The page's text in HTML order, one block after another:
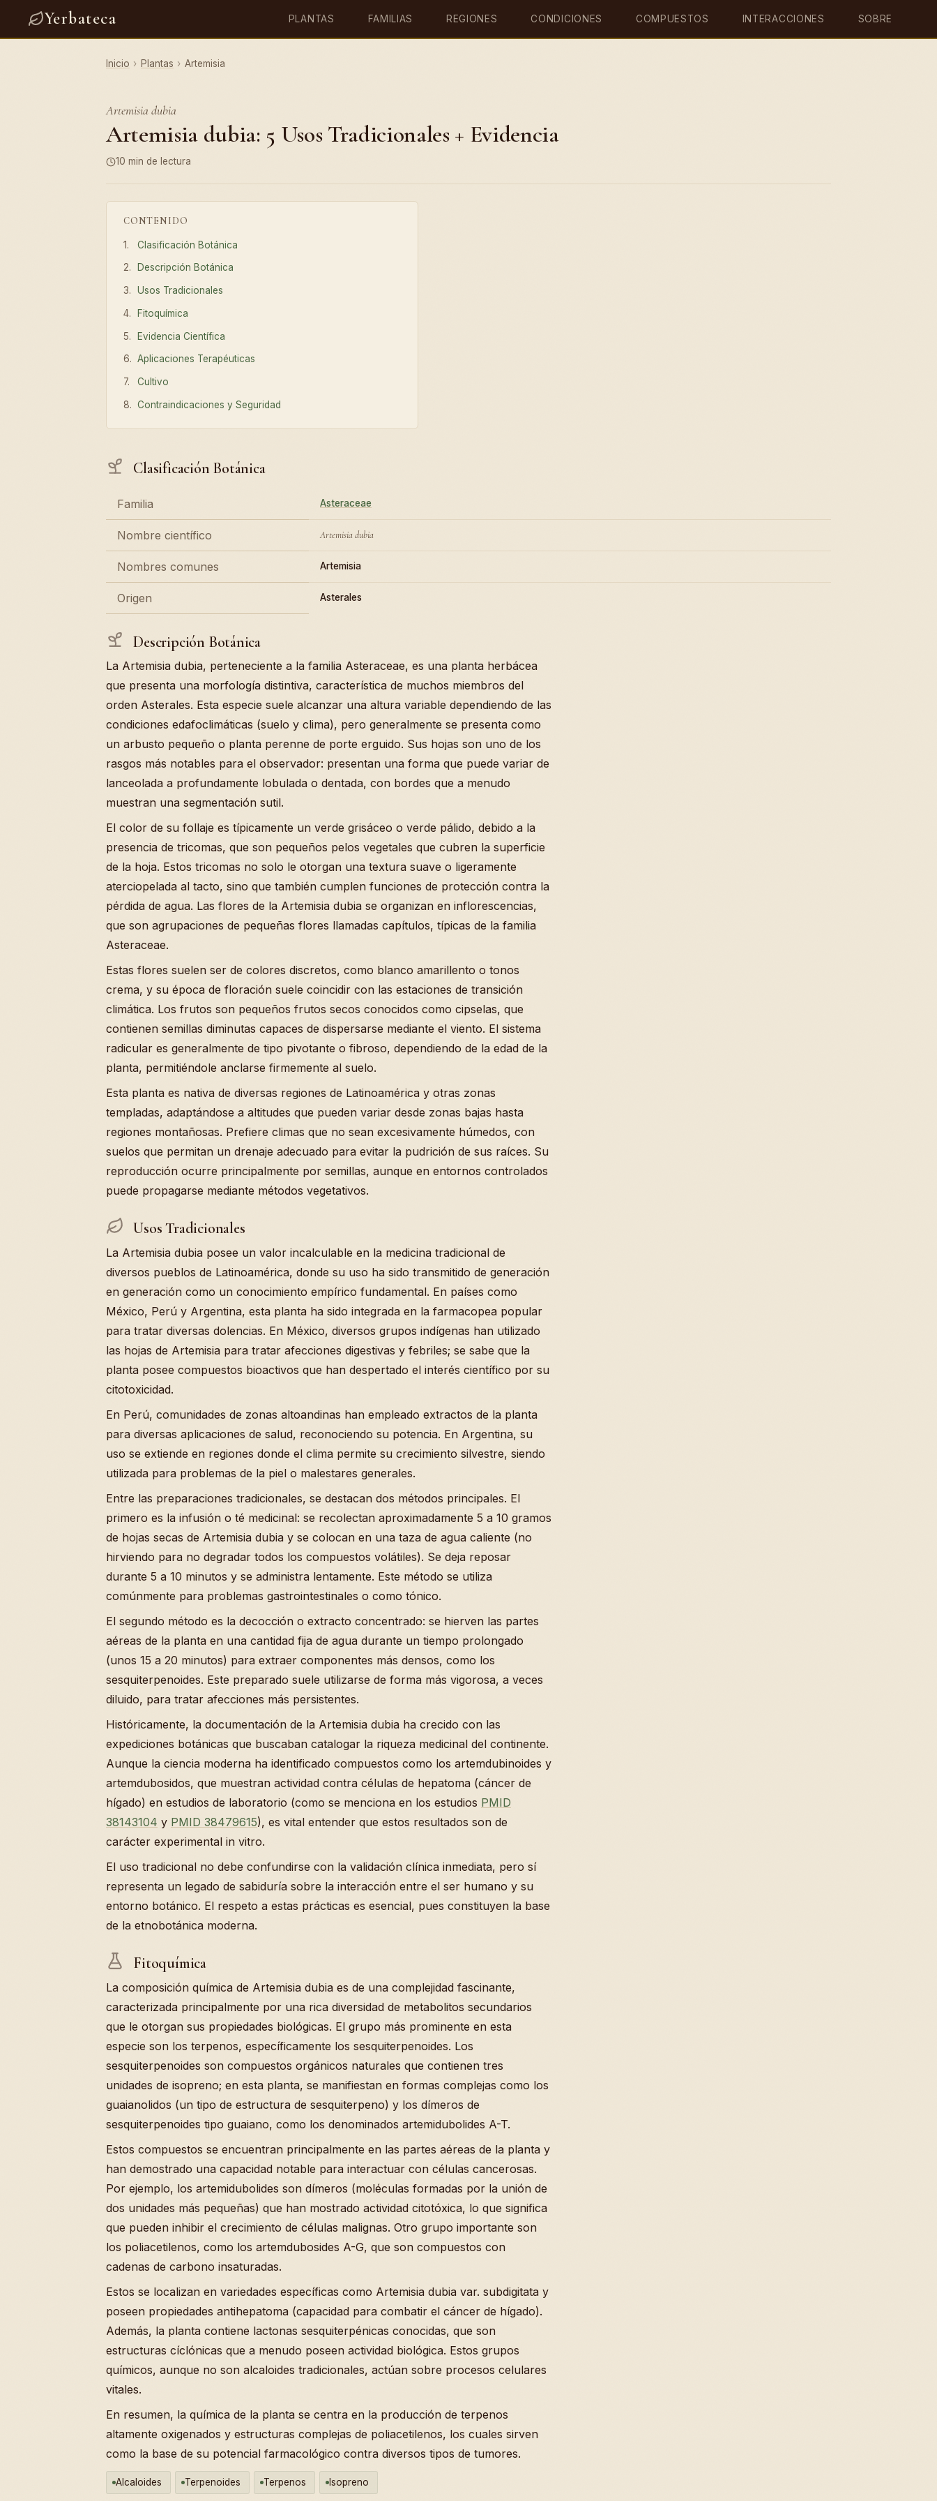
Yerbateca PLANTAS FAMILIAS REGIONES CONDICIONES COMPUESTOS INTERACCIONES SOBRE
Inicio › Plantas › Artemisia
Artemisia dubia
Artemisia dubia: 5 Usos Tradicionales + Evidencia
10 min de lectura
CONTENIDO
Clasificación Botánica
Descripción Botánica
Usos Tradicionales
Fitoquímica
Evidencia Científica
Aplicaciones Terapéuticas
Cultivo
Contraindicaciones y Seguridad
Clasificación Botánica
Familia Asteraceae
Nombre científico Artemisia dubia
Nombres comunes Artemisia
Origen Asterales
Descripción Botánica
La Artemisia dubia, perteneciente a la familia Asteraceae, es una planta herbácea
que presenta una morfología distintiva, característica de muchos miembros del
orden Asterales. Esta especie suele alcanzar una altura variable dependiendo de las
condiciones edafoclimáticas (suelo y clima), pero generalmente se presenta como
un arbusto pequeño o planta perenne de porte erguido. Sus hojas son uno de los
rasgos más notables para el observador: presentan una forma que puede variar de
lanceolada a profundamente lobulada o dentada, con bordes que a menudo
muestran una segmentación sutil.
El color de su follaje es típicamente un verde grisáceo o verde pálido, debido a la
presencia de tricomas, que son pequeños pelos vegetales que cubren la superficie
de la hoja. Estos tricomas no solo le otorgan una textura suave o ligeramente
aterciopelada al tacto, sino que también cumplen funciones de protección contra la
pérdida de agua. Las flores de la Artemisia dubia se organizan en inflorescencias,
que son agrupaciones de pequeñas flores llamadas capítulos, típicas de la familia
Asteraceae.
Estas flores suelen ser de colores discretos, como blanco amarillento o tonos
crema, y su época de floración suele coincidir con las estaciones de transición
climática. Los frutos son pequeños frutos secos conocidos como cipselas, que
contienen semillas diminutas capaces de dispersarse mediante el viento. El sistema
radicular es generalmente de tipo pivotante o fibroso, dependiendo de la edad de la
planta, permitiéndole anclarse firmemente al suelo.
Esta planta es nativa de diversas regiones de Latinoamérica y otras zonas
templadas, adaptándose a altitudes que pueden variar desde zonas bajas hasta
regiones montañosas. Prefiere climas que no sean excesivamente húmedos, con
suelos que permitan un drenaje adecuado para evitar la pudrición de sus raíces. Su
reproducción ocurre principalmente por semillas, aunque en entornos controlados
puede propagarse mediante métodos vegetativos.
Usos Tradicionales
La Artemisia dubia posee un valor incalculable en la medicina tradicional de
diversos pueblos de Latinoamérica, donde su uso ha sido transmitido de generación
en generación como un conocimiento empírico fundamental. En países como
México, Perú y Argentina, esta planta ha sido integrada en la farmacopea popular
para tratar diversas dolencias. En México, diversos grupos indígenas han utilizado
las hojas de Artemisia para tratar afecciones digestivas y febriles; se sabe que la
planta posee compuestos bioactivos que han despertado el interés científico por su
citotoxicidad.
En Perú, comunidades de zonas altoandinas han empleado extractos de la planta
para diversas aplicaciones de salud, reconociendo su potencia. En Argentina, su
uso se extiende en regiones donde el clima permite su crecimiento silvestre, siendo
utilizada para problemas de la piel o malestares generales.
Entre las preparaciones tradicionales, se destacan dos métodos principales. El
primero es la infusión o té medicinal: se recolectan aproximadamente 5 a 10 gramos
de hojas secas de Artemisia dubia y se colocan en una taza de agua caliente (no
hirviendo para no degradar todos los compuestos volátiles). Se deja reposar
durante 5 a 10 minutos y se administra lentamente. Este método se utiliza
comúnmente para problemas gastrointestinales o como tónico.
El segundo método es la decocción o extracto concentrado: se hierven las partes
aéreas de la planta en una cantidad fija de agua durante un tiempo prolongado
(unos 15 a 20 minutos) para extraer componentes más densos, como los
sesquiterpenoides. Este preparado suele utilizarse de forma más vigorosa, a veces
diluido, para tratar afecciones más persistentes.
Históricamente, la documentación de la Artemisia dubia ha crecido con las
expediciones botánicas que buscaban catalogar la riqueza medicinal del continente.
Aunque la ciencia moderna ha identificado compuestos como los artemdubinoides y
artemdubosidos, que muestran actividad contra células de hepatoma (cáncer de
hígado) en estudios de laboratorio (como se menciona en los estudios PMID
38143104 y PMID 38479615), es vital entender que estos resultados son de
carácter experimental in vitro.
El uso tradicional no debe confundirse con la validación clínica inmediata, pero sí
representa un legado de sabiduría sobre la interacción entre el ser humano y su
entorno botánico. El respeto a estas prácticas es esencial, pues constituyen la base
de la etnobotánica moderna.
Fitoquímica
La composición química de Artemisia dubia es de una complejidad fascinante,
caracterizada principalmente por una rica diversidad de metabolitos secundarios
que le otorgan sus propiedades biológicas. El grupo más prominente en esta
especie son los terpenos, específicamente los sesquiterpenoides. Los
sesquiterpenoides son compuestos orgánicos naturales que contienen tres
unidades de isopreno; en esta planta, se manifiestan en formas complejas como los
guaianolidos (un tipo de estructura de sesquiterpeno) y los dímeros de
sesquiterpenoides tipo guaiano, como los denominados artemidubolides A-T.
Estos compuestos se encuentran principalmente en las partes aéreas de la planta y
han demostrado una capacidad notable para interactuar con células cancerosas.
Por ejemplo, los artemidubolides son dímeros (moléculas formadas por la unión de
dos unidades más pequeñas) que han mostrado actividad citotóxica, lo que significa
que pueden inhibir el crecimiento de células malignas. Otro grupo importante son
los poliacetilenos, como los artemdubosides A-G, que son compuestos con
cadenas de carbono insaturadas.
Estos se localizan en variedades específicas como Artemisia dubia var. subdigitata y
poseen propiedades antihepatoma (capacidad para combatir el cáncer de hígado).
Además, la planta contiene lactonas sesquiterpénicas conocidas, que son
estructuras cíclónicas que a menudo poseen actividad biológica. Estos grupos
químicos, aunque no son alcaloides tradicionales, actúan sobre procesos celulares
vitales.
En resumen, la química de la planta se centra en la producción de terpenos
altamente oxigenados y estructuras complejas de poliacetilenos, los cuales sirven
como la base de su potencial farmacológico contra diversos tipos de tumores.
Alcaloides Terpenoides Terpenos Isopreno